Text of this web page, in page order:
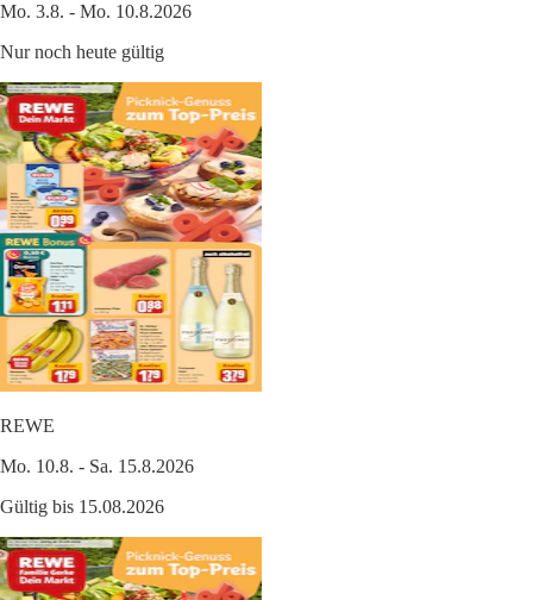
Mo. 3.8. - Mo. 10.8.2026
Nur noch heute gültig
REWE
Mo. 10.8. - Sa. 15.8.2026
Gültig bis 15.08.2026